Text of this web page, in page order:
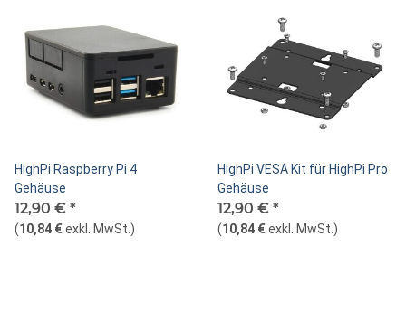
HighPi Raspberry Pi 4
Gehäuse
12,90 € *
(10,84 €exkl. MwSt. )
HighPi VESA Kit für HighPi Pro
Gehäuse
12,90 € *
(10,84 €exkl. MwSt. )